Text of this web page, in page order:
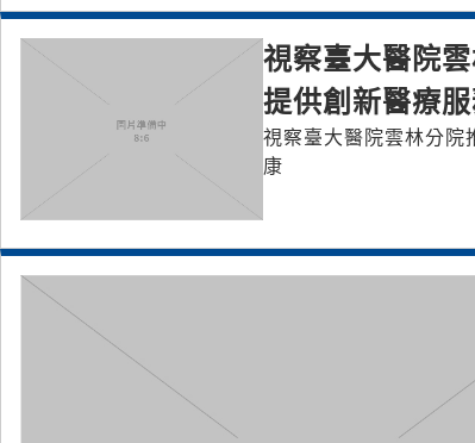
視察臺大醫院
提供創新醫療
視察臺大醫院雲林分院
康